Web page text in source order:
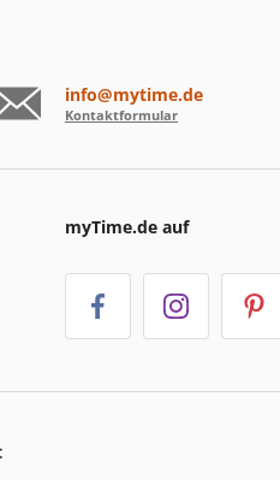
info@mytime.de
Kontaktformular
myTime.de auf